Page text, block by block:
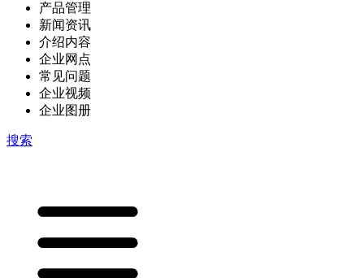
产品管理
新闻资讯
介绍内容
企业网点
常见问题
企业视频
企业图册
搜索